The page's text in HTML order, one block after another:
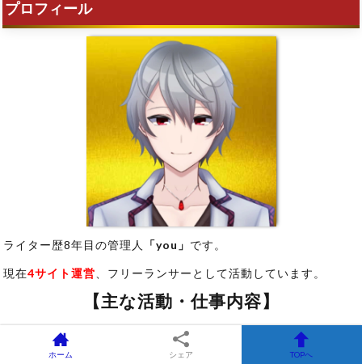
プロフィール
ライター歴8年目の管理人 「you」 です。
現在4サイト運営 、フリーランサーとして活動しています。
【主な活動・仕事内容】
・複数サイト運営
・Webデザイナー
ホーム シェア TOPへ